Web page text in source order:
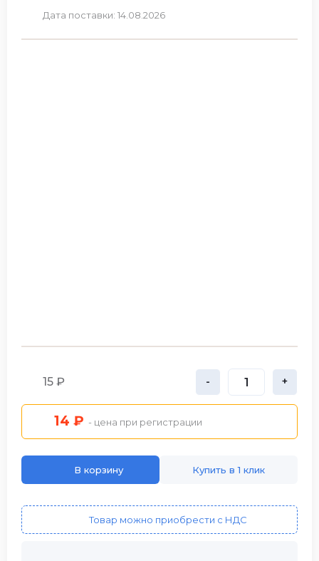
Дата поставки: 14.08.2026
15 ₽ - +
14 ₽ - цена при регистрации
В корзину Купить в 1 клик
Товар можно приобрести с НДС